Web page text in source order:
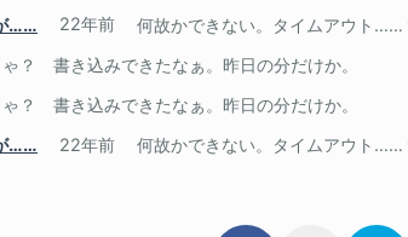
……
22年前
何故かできない。タイムアウト……
？ 書き込みできたなぁ。昨日の分だけか。
？ 書き込みできたなぁ。昨日の分だけか。
……
22年前 何故かできない。タイムアウト……